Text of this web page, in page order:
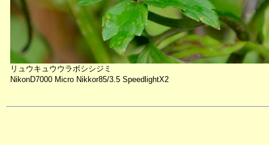
リュウキュウウラボシシジミ
NikonD7000 Micro Nikkor85/3.5 SpeedlightX2